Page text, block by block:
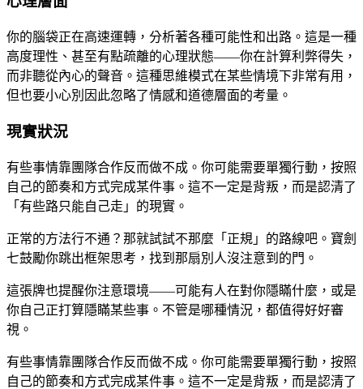
你的腦袋正在高速運轉，分析著各種可能性和出路。這是一種
高度理性、甚至有點疏離的心理狀態——你在計算利弊得失，
而非聽從內心的聲音。這種思維模式在某些情境下非常有用，
但也要小心別因此忽略了情感和道德層面的考量。
現實狀況
有些事情靠團隊合作反而做不成。你可能需要單獨行動，按照
自己的節奏和方式完成某件事。這不一定是背叛，而是認清了
「有些路只能自己走」的現實。
正常的方法行不通？那就試試不那麼「正規」的路線吧。寶劍
七鼓勵你跳出框架思考，找到那扇別人沒注意到的門。
這張牌也提醒你注意環境——可能有人在對你隱瞞什麼，或是
你自己正打算隱瞞某些事。不管是哪種情況，都值得好好審
視。
有些事情靠團隊合作反而做不成。你可能需要單獨行動，按照
自己的節奏和方式完成某件事。這不一定是背叛，而是認清了